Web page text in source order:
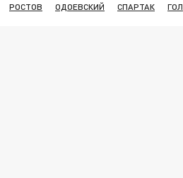
РОСТОВ ОДОЕВСКИЙ СПАРТАК ГОЛ